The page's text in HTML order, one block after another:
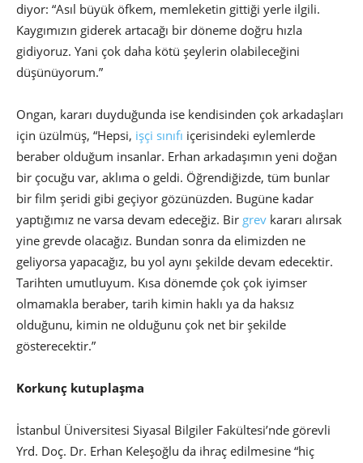
diyor: “Asıl büyük öfkem, memleketin gittiği yerle ilgili.
Kaygımızın giderek artacağı bir döneme doğru hızla
gidiyoruz. Yani çok daha kötü şeylerin olabileceğini
düşünüyorum.”
Ongan, kararı duyduğunda ise kendisinden çok arkadaşları
için üzülmüş, “Hepsi, işçi sınıfı içerisindeki eylemlerde
beraber olduğum insanlar. Erhan arkadaşımın yeni doğan
bir çocuğu var, aklıma o geldi. Öğrendiğizde, tüm bunlar
bir film şeridi gibi geçiyor gözünüzden. Bugüne kadar
yaptığımız ne varsa devam edeceğiz. Bir grev kararı alırsak
yine grevde olacağız. Bundan sonra da elimizden ne
geliyorsa yapacağız, bu yol aynı şekilde devam edecektir.
Tarihten umutluyum. Kısa dönemde çok çok iyimser
olmamakla beraber, tarih kimin haklı ya da haksız
olduğunu, kimin ne olduğunu çok net bir şekilde
gösterecektir.”
Korkunç kutuplaşma
İstanbul Üniversitesi Siyasal Bilgiler Fakültesi’nde görevli
Yrd. Doç. Dr. Erhan Keleşoğlu da ihraç edilmesine “hiç